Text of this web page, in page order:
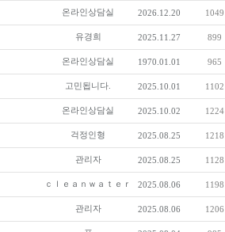
온라인상담실 2026.12.20 1049
유경희 2025.11.27 899
온라인상담실 1970.01.01 965
고민됩니다. 2025.10.01 1102
온라인상담실 2025.10.02 1224
걱정인형 2025.08.25 1218
관리자 2025.08.25 1128
ｃｌｅａｎｗａｔｅｒ 2025.08.06 1198
관리자 2025.08.06 1206